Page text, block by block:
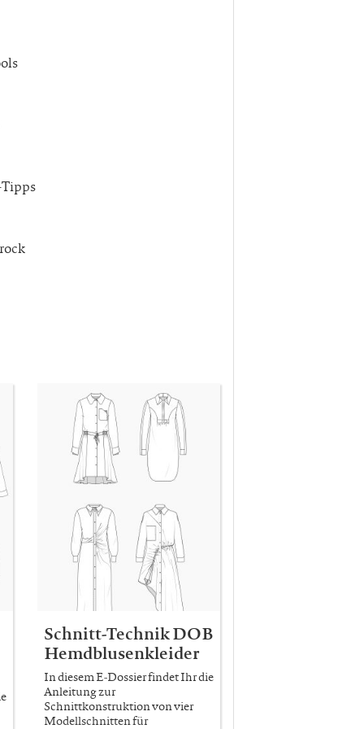
Schnitt-Technik DOB
Hemdblusenkleider
In diesem E-Dossier findet Ihr die
Anleitung zur
Schnittkonstruktion von vier
Modellschnitten für